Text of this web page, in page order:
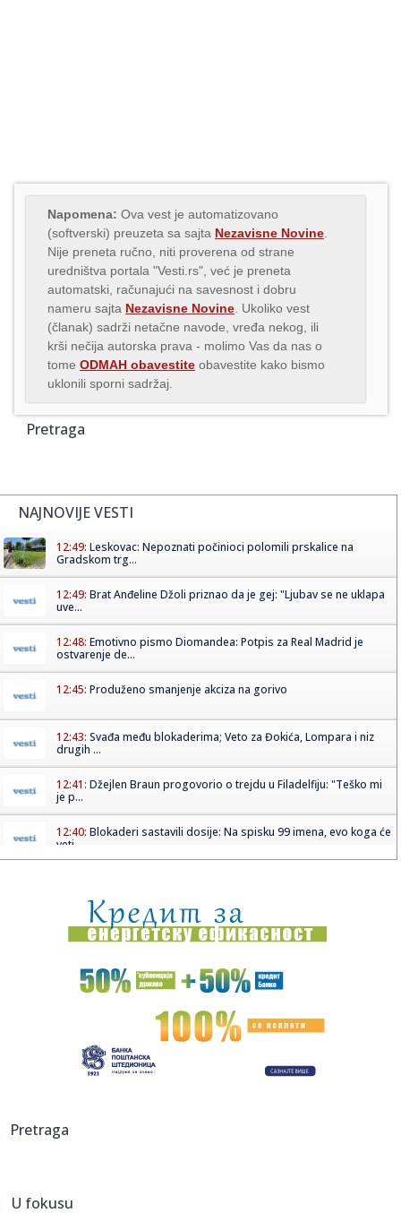
Napomena: Ova vest je automatizovano
(softverski) preuzeta sa sajta Nezavisne Novine
Nije preneta ručno, niti proverena od strane
uredništva portala "Vesti.rs", već je preneta
automatski, računajući na savesnost i dobru
nameru sajta Nezavisne Novine . Ukoliko vest
(članak) sadrži netačne navode, vređa nekog, ili
krši nečija autorska prava - molimo Vas da nas o
tome ODMAH obavestite obavestite kako bismo
uklonili sporni sadržaj.
Pretraga
NAJNOVIJE VESTI
12:49: Leskovac: Nepoznati počinioci polomili prskalice na
Gradskom trg...
12:49: Brat Anđeline Džoli priznao da je gej: "Ljubav se ne uklapa
uve...
12:48: Emotivno pismo Diomandea: Potpis za Real Madrid je
ostvarenje de...
12:45: Produženo smanjenje akciza na gorivo
12:43: Svađa među blokaderima; Veto za Đokića, Lompara i niz
drugih ...
12:41: Džejlen Braun progovorio o trejdu u Filadelfiju: "Teško mi
je p...
12:40: Blokaderi sastavili dosije: Na spisku 99 imena, evo koga će
veti...
12:38:Stiže spas za Dunav! Najavljeno snažno nevreme, ali kraj
toplot...
12:36:Objavljene nove cene goriva: Evo koji derivat je poskupeo
Poskupeo izgrađen most kod Barice u Inđiji: Procenjena
12:30:Nove cene goriva: Evo koliko sada koštaju benzin i dizel
Pretraga
U fokusu